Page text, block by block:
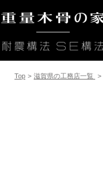
Top > 滋賀県の工務店一覧 >